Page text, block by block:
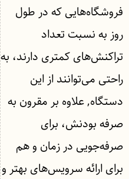
فروشگاه‌هایی که در طول
روز به نسبت تعداد
تراکنش‌های کمتری دارند، به
راحتی می‌توانند از این
دستگاه, علاوه بر مقرون به
صرفه بودنش، برای
صرفه‌جویی در زمان و هم
برای ارائه سرویس‌های بهتر و